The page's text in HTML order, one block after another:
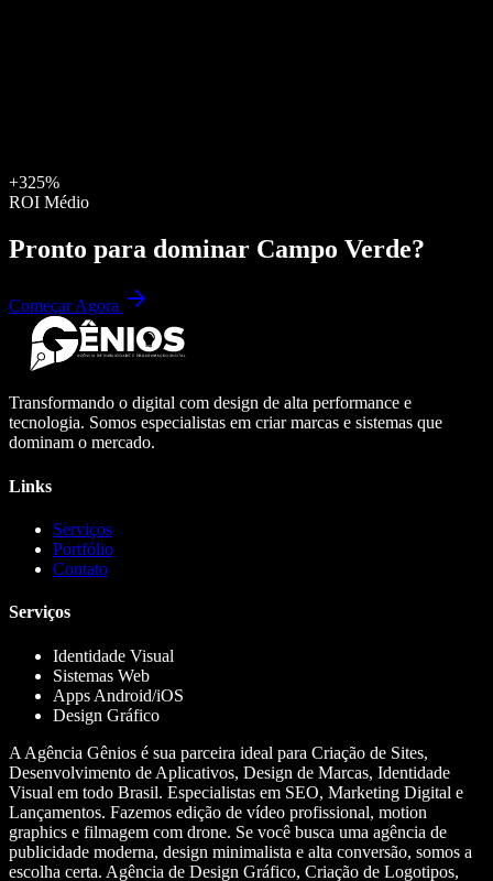
+325%
ROI Médio
Pronto para dominar Campo Verde?
Começar Agora
Transformando o digital com design de alta performance e
tecnologia. Somos especialistas em criar marcas e sistemas que
dominam o mercado.
Links
Serviços
Portfólio
Contato
Serviços
Identidade Visual
Sistemas Web
Apps Android/iOS
Design Gráfico
A Agência Gênios é sua parceira ideal para Criação de Sites,
Desenvolvimento de Aplicativos, Design de Marcas, Identidade
Visual em todo Brasil. Especialistas em SEO, Marketing Digital e
Lançamentos. Fazemos edição de vídeo profissional, motion
graphics e filmagem com drone. Se você busca uma agência de
publicidade moderna, design minimalista e alta conversão, somos a
escolha certa. Agência de Design Gráfico, Criação de Logotipos,